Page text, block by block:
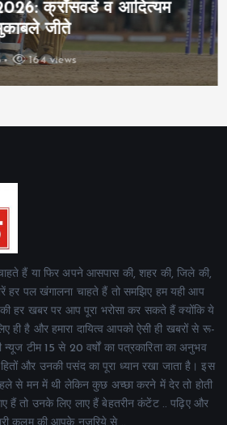
क्रॉसवर्ड व आदित्यम
जीते
164 views
हैं या फिर अपने आसपास की, शहर की, जिले की,
हर पल खंगालना चाहते हैं तो समझिए हम यही आप
हर खबर पर आप पूरा भरोसा कर सकते हैं क्योंकि ये
ही है और हमारा दायित्व आपको ऐसी ही खबरों से रू-
टीम 15 से 20 वर्षों का पत्रकारिता का अनुभव
और उनकी पसंद का पूरा ध्यान रखा जाता है। इस
से मन में थी लेकिन कुछ अच्छा करने में देर तो होती
हैं तो उनके लिए लाए हैं बेहतरीन कंटेंट .. पढ़िए और